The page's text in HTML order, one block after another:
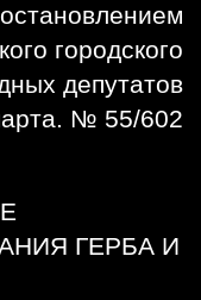
городского
депутатов
№ 55/602
ГЕРБА И